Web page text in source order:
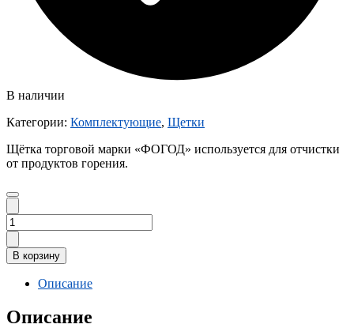
В наличии
Категории: Комплектующие, Щетки
Щётка торговой марки «ФОГОД» используется для отчистки
от продуктов горения.
Количество
товара
Щетка
F40-
В корзину
Описание
Описание